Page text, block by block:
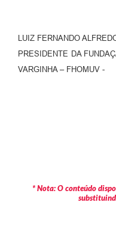
LUIZ FERNANDO
PRESIDENTE DA
VARGINHA – FHOMUV -
* Nota: O conteúdo